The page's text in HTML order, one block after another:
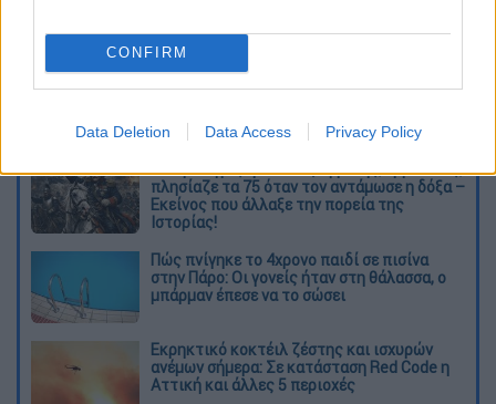
CONFIRM
Data Deletion Data Access Privacy Policy
Διαβάστε ακόμη
Από το Μίσιγκαν στον Λευκό Οίκο: Τι
σημαίνει η νίκη του Αμπντούλ Ελ-Σαγέντ
O στρατηγός ήταν σχιζοφρενής, εμμονικός,
πλησίαζε τα 75 όταν τον αντάμωσε η δόξα –
Εκείνος που άλλαξε την πορεία της
Ιστορίας!
Πώς πνίγηκε το 4χρονο παιδί σε πισίνα
στην Πάρο: Οι γονείς ήταν στη θάλασσα, ο
μπάρμαν έπεσε να το σώσει
Εκρηκτικό κοκτέιλ ζέστης και ισχυρών
ανέμων σήμερα: Σε κατάσταση Red Code η
Αττική και άλλες 5 περιοχές